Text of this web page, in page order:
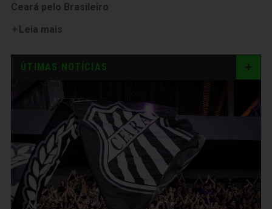
Ceará pelo Brasileiro
Leia mais
ÚTIMAS NOTÍCIAS